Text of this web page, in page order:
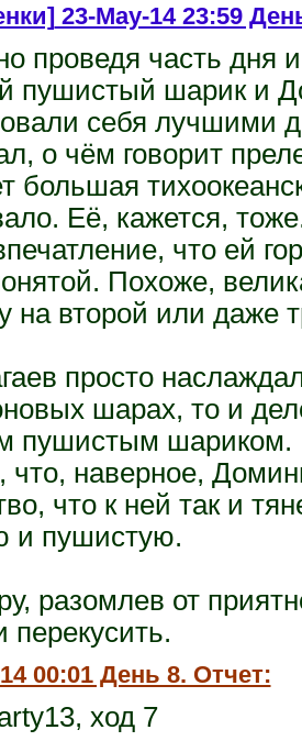
23-May-14 23:59
проведя часть дня
пушистый шарик и
себя лучшими
о чём говорит
большая
Её, кажется,
что ей
Похоже,
на второй или даже
просто
шарах, то и
пушистым шариком.
наверное,
что к ней так и
и пушистую.
разомлев от
перекусить.
00:01 День 8. Отчет:
ход 7